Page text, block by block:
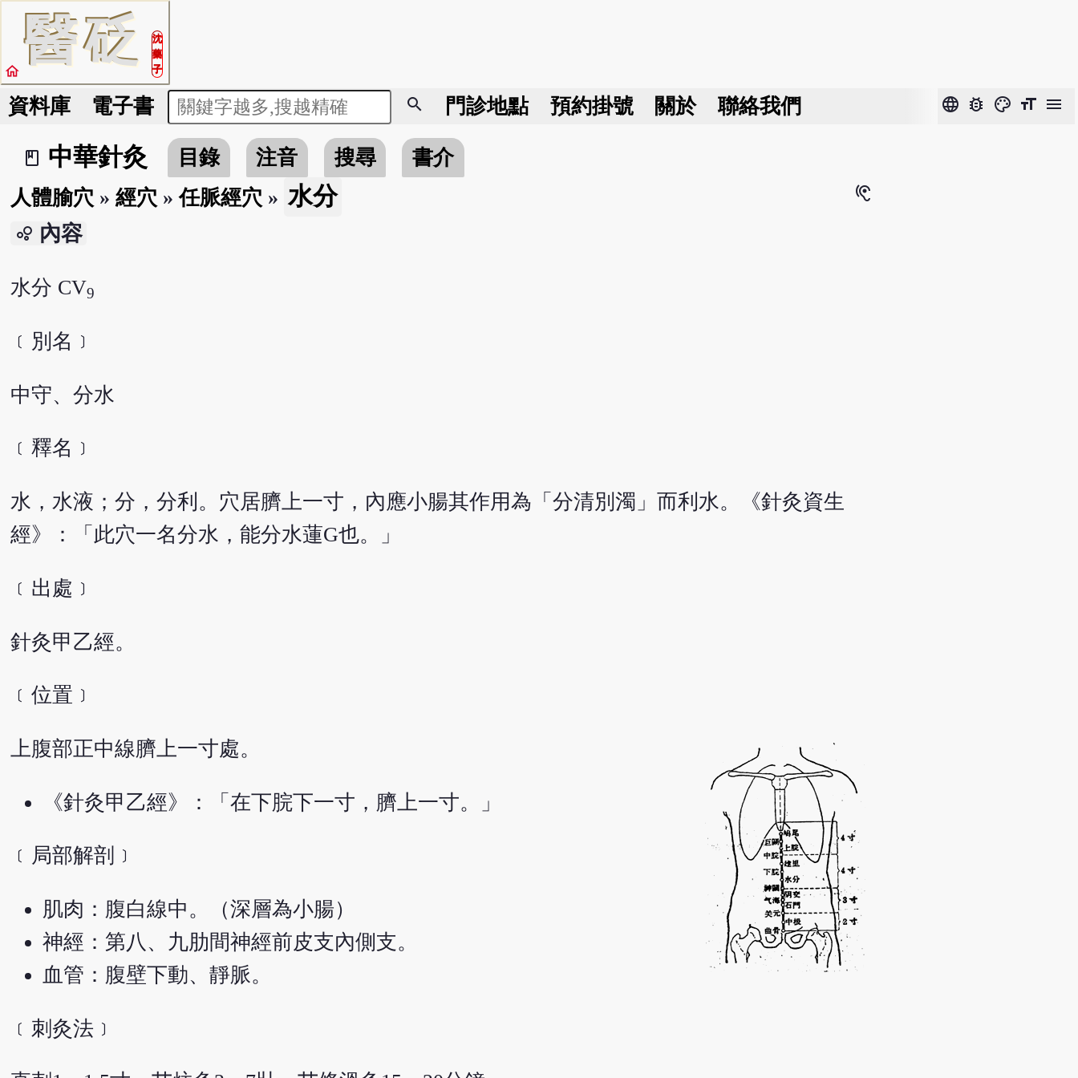
醫砭
沈
藥
子
home
資料庫 電子書 search 門診地點 預約掛號 關於 聯絡我們 language bug_report color_lens format_size menu
book_2
中華針灸 目錄 注音 搜尋
書介
人體腧穴 » 經穴 »任脈經穴 » 水分 hearing
bubble_chart 內容
水分 CV9
﹝別名﹞
中守、分水
﹝釋名﹞
水，水液；分，分利。穴居臍上一寸，內應小腸其作用為「分清別濁」而利水。《針灸資生
經》：「此穴一名分水，能分水蓮G也。」
﹝出處﹞
針灸甲乙經。
﹝位置﹞
上腹部正中線臍上一寸處。
《針灸甲乙經》：「在下脘下一寸，臍上一寸。」
﹝局部解剖﹞
肌肉：腹白線中。（深層為小腸）
神經：第八、九肋間神經前皮支內側支。
血管：腹壁下動、靜脈。
﹝刺灸法﹞